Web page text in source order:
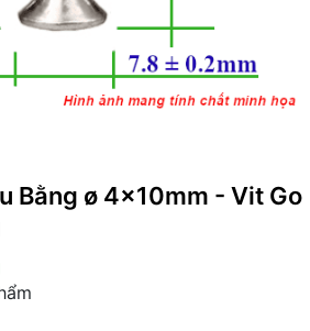
Bằng ø 4x10mm - Vit Go